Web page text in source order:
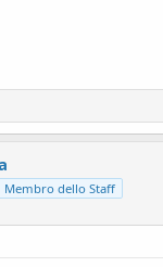
Membro dello Staff